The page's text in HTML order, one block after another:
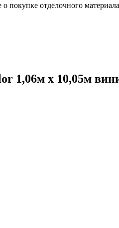
покупке отделочного
1,06м х 10,05м